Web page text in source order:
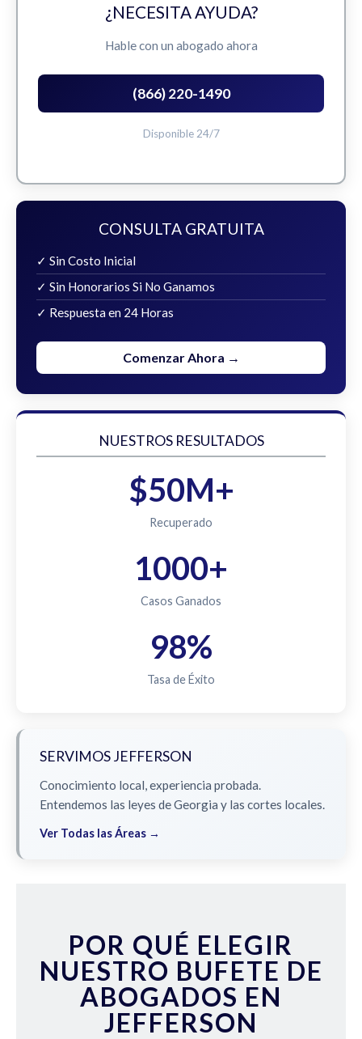
¿NECESITA AYUDA?
Hable con un abogado ahora
(866) 220-1490
Disponible 24/7
CONSULTA GRATUITA
✓ Sin Costo Inicial
✓ Sin Honorarios Si No Ganamos
✓ Respuesta en 24 Horas
Comenzar Ahora →
NUESTROS RESULTADOS
$50M+
Recuperado
1000+
Casos Ganados
98%
Tasa de Éxito
SERVIMOS JEFFERSON
Conocimiento local, experiencia probada.
Entendemos las leyes de Georgia y las cortes locales.
Ver Todas las Áreas →
POR QUÉ ELEGIR
NUESTRO BUFETE DE
ABOGADOS EN
JEFFERSON